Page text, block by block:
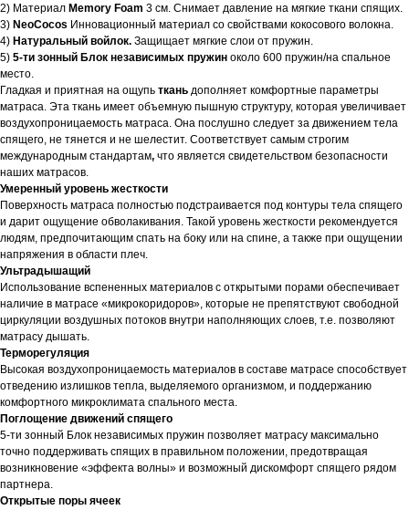
2) Материал Memory Foam 3 см. Снимает давление на мягкие ткани спящих.
3) NeoCocos Инновационный материал со свойствами кокосового волокна.
4) Натуральный войлок. Защищает мягкие слои от пружин.
5) 5-ти зонный Блок независимых пружин около 600 пружин/на спальное
место.
Гладкая и приятная на ощупь ткань дополняет комфортные параметры
матраса. Эта ткань имеет объемную пышную структуру, которая увеличивает
воздухопроницаемость матраса. Она послушно следует за движением тела
спящего, не тянется и не шелестит. Соответствует самым строгим
международным стандартам, что является свидетельством безопасности
наших матрасов.
Умеренный уровень жесткости
Поверхность матраса полностью подстраивается под контуры тела спящего
и дарит ощущение обволакивания. Такой уровень жесткости рекомендуется
людям, предпочитающим спать на боку или на спине, а также при ощущении
напряжения в области плеч.
Ультрадышащий
Использование вспененных материалов с открытыми порами обеспечивает
наличие в матрасе «микрокоридоров», которые не препятствуют свободной
циркуляции воздушных потоков внутри наполняющих слоев, т.е. позволяют
матрасу дышать.
Терморегуляция
Высокая воздухопроницаемость материалов в составе матрасе способствует
отведению излишков тепла, выделяемого организмом, и поддержанию
комфортного микроклимата спального места.
Поглощение движений спящего
5-ти зонный Блок независимых пружин позволяет матрасу максимально
точно поддерживать спящих в правильном положении, предотвращая
возникновение «эффекта волны» и возможный дискомфорт спящего рядом
партнера.
Открытые поры ячеек